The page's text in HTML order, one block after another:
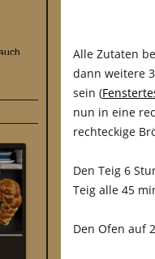
Alle Zutaten
dann weitere
sein (
nun in eine
rechteckige
Den Teig 6
Teig alle 45
Den Ofen auf